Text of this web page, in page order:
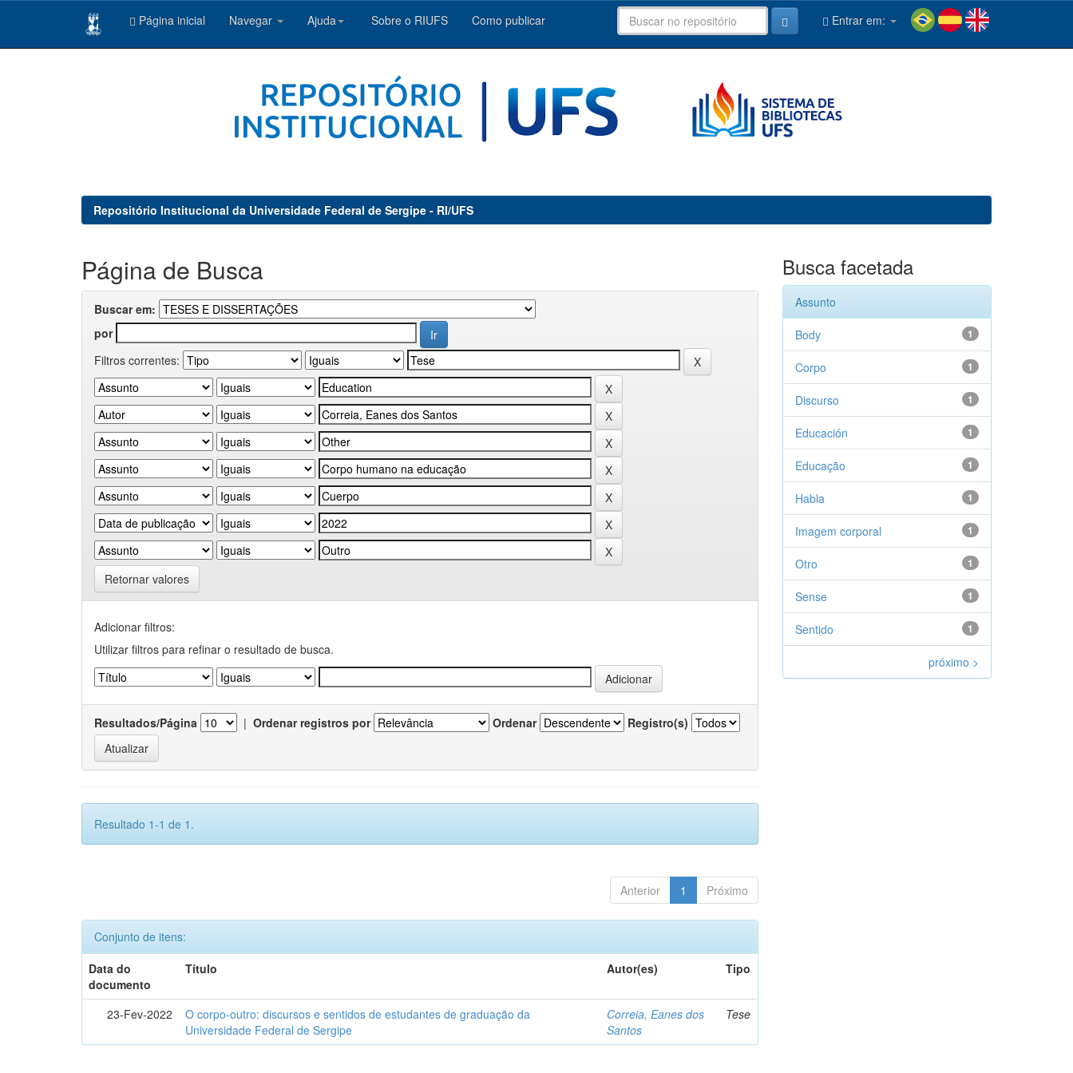
Página inicial Navegar Ajuda Sobre o RIUFS Como publicar Entrar em:
Repositório Institucional da Universidade Federal de Sergipe - RI/UFS
Página de Busca
Buscar em:
por
Filtros correntes:
Retornar valores
Adicionar filtros:
Utilizar filtros para refinar o resultado de busca.
Resultados/Página | Ordenar registros por Ordenar Registro(s)
Resultado 1-1 de 1.
Anterior 1 Próximo
Conjunto de itens:
Data do
documento
Título Autor(es) Tipo
23-Fev-2022
O corpo-outro: discursos e sentidos de estudantes de graduação da
Universidade Federal de Sergipe
Correia, Eanes dos
Santos
Tese
Busca facetada
Assunto
1
Body
1
Corpo
1
Discurso
1
Educación
1
Educação
1
Habla
1
Imagem corporal
1
Otro
1
Sense
1
Sentido
próximo >